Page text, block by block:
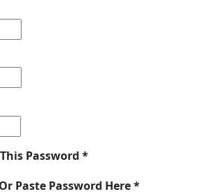
Password *
Paste Password Here *